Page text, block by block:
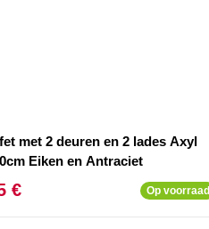
met 2 deuren en 2 lades Axyl
Eiken en Antraciet
€ Op voorraad